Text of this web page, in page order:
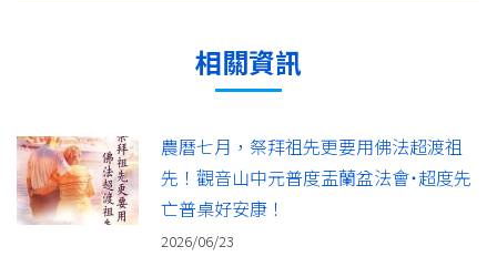
相關資訊
農曆七月，祭拜祖先更要用佛法超渡祖
先！觀音山中元普度盂蘭盆法會˙超度先
亡普桌好安康！
2026/06/23